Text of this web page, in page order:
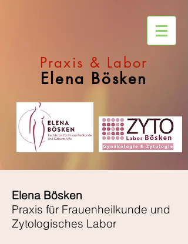
Praxis & Labor
Elena Bösken
Elena Bösken
Praxis für Frauenheilkunde und
Zytologisches Labor